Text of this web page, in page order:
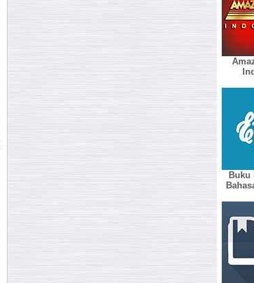
Buku